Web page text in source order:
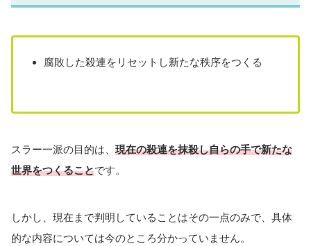
腐敗した殺連をリセットし新たな秩序をつくる
スラー一派の目的は、 現在の殺連を抹殺し自らの手で新たな
世界をつくることです。
しかし、現在まで判明していることはその一点のみで、具体
的な内容については今のところ分かっていません。